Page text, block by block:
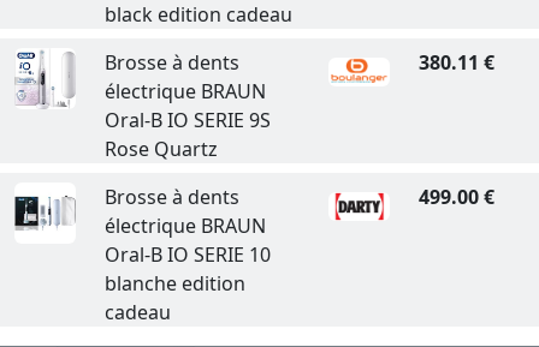
black edition cadeau
Brosse à dents
électrique BRAUN
Oral-B IO SERIE 9S
Rose Quartz
380.11 €
Brosse à dents
électrique BRAUN
Oral-B IO SERIE 10
blanche edition
cadeau
499.00 €